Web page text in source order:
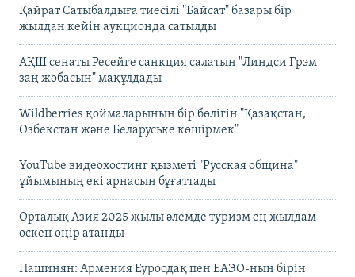
Қайрат Сатыбалдыға тиесілі "Байсат" базары бір
жылдан кейін аукционда сатылды
АҚШ сенаты Ресейге санкция салатын "Линдси Грэм
заң жобасын" мақұлдады
Wildberries қоймаларының бір бөлігін "Қазақстан,
Өзбекстан және Беларуське көшірмек"
YouTube видеохостинг қызметі "Русская община"
ұйымының екі арнасын бұғаттады
Орталық Азия 2025 жылы әлемде туризм ең жылдам
өскен өңір атанды
Пашинян: Армения Еуроодақ пен ЕАЭО-ның бірін